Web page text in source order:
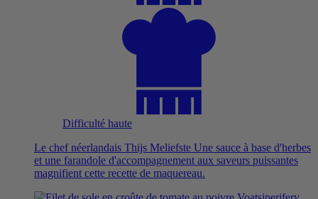
Difficulté haute
Le chef néerlandais Thijs Meliefste Une sauce à base d'herbes
et une farandole d'accompagnement aux saveurs puissantes
magnifient cette recette de maquereau.